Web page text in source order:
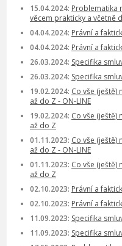
15.04.2024: Problematika
věcem prakticky a včetně
04.04.2024: Právní a
04.04.2024: Právní a
26.03.2024: Specifika
26.03.2024: Specifika
19.02.2024: Co vše (ještě)
až do Z - ON-LINE
19.02.2024: Co vše (ještě)
až do Z
01.11.2023: Co vše (ještě)
až do Z - ON-LINE
01.11.2023: Co vše (ještě)
až do Z
02.10.2023: Právní a
02.10.2023: Právní a
11.09.2023: Specifika
11.09.2023: Specifika